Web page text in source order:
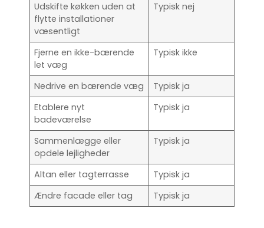
Udskifte køkken uden at
flytte installationer
væsentligt
Typisk nej
Fjerne en ikke-bærende
let væg
Typisk ikke
Nedrive en bærende væg
Typisk ja
Etablere nyt
badeværelse
Typisk ja
Sammenlægge eller
opdele lejligheder
Typisk ja
Altan eller tagterrasse
Typisk ja
Ændre facade eller tag
Typisk ja